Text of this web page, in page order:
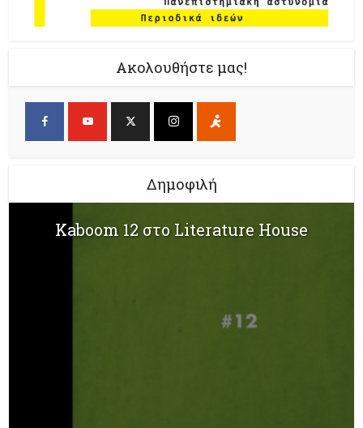
Ακολουθήστε μας!
Δημοφιλή
Kaboom 12 στο Literature House